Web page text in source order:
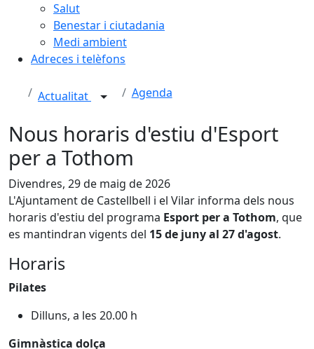
Salut
Benestar i ciutadania
Medi ambient
Adreces i telèfons
Actualitat Agenda
Nous horaris d'estiu d'Esport
per a Tothom
Divendres, 29 de maig de 2026
L'Ajuntament de Castellbell i el Vilar informa dels nous
horaris d'estiu del programa Esport per a Tothom, que
es mantindran vigents del 15 de juny al 27 d'agost.
Horaris
Pilates
Dilluns, a les 20.00 h
Gimnàstica dolça